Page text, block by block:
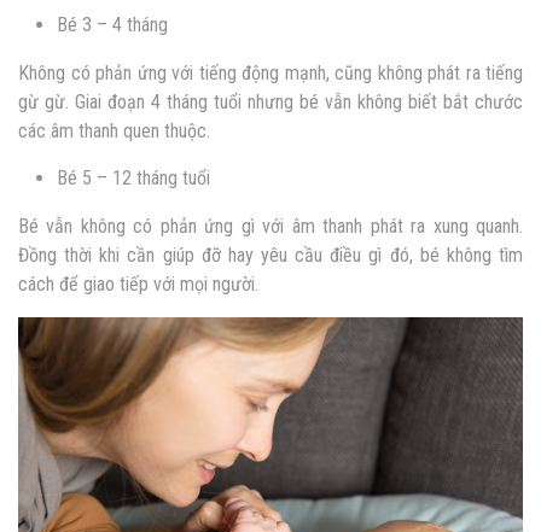
Bé 3 – 4 tháng
Không có phản ứng với tiếng động mạnh, cũng không phát ra tiếng
gừ gừ. Giai đoạn 4 tháng tuổi nhưng bé vẫn không biết bắt chước
các âm thanh quen thuộc.
Bé 5 – 12 tháng tuổi
Bé vẫn không có phản ứng gì với âm thanh phát ra xung quanh.
Đồng thời khi cần giúp đỡ hay yêu cầu điều gì đó, bé không tìm
cách để giao tiếp với mọi người.